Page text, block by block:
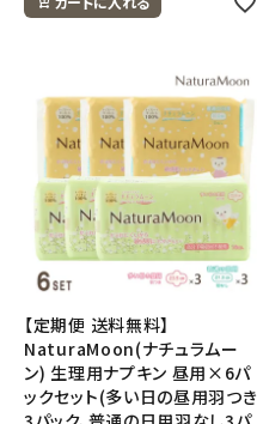
【定期便 送料無料】
NaturaMoon(ナチュラムー
ン) 生理用ナプキン 昼用×6パ
ックセット(多い日の昼用羽つき